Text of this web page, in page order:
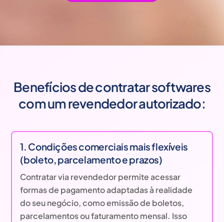
Benefícios de contratar softwares
com um revendedor autorizado:
1. Condições comerciais mais flexíveis
(boleto, parcelamento e prazos)
Contratar via revendedor permite acessar
formas de pagamento adaptadas à realidade
do seu negócio, como emissão de boletos,
parcelamentos ou faturamento mensal. Isso